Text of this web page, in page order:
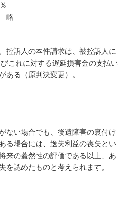
略
人の本件請求は、被控訴人に
これに対する遅延損害金の支払い
ある（原判決変更）。
場合でも、後遺障害の裏付け
る場合には、逸失利益の喪失とい
来の蓋然性の評価である以上、あ
を認めたものと考えられます。